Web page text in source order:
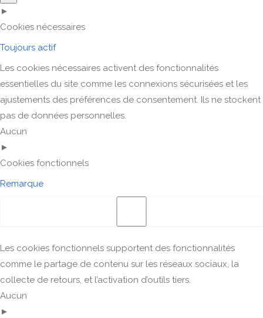
►
Cookies nécessaires
Toujours actif
Les cookies nécessaires activent des fonctionnalités
essentielles du site comme les connexions sécurisées et les
ajustements des préférences de consentement. Ils ne stockent
pas de données personnelles.
Aucun
►
Cookies fonctionnels
Remarque
Les cookies fonctionnels supportent des fonctionnalités
comme le partage de contenu sur les réseaux sociaux, la
collecte de retours, et l’activation d’outils tiers.
Aucun
►